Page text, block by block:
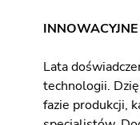
Lata
technologii.
fazie produkcji,